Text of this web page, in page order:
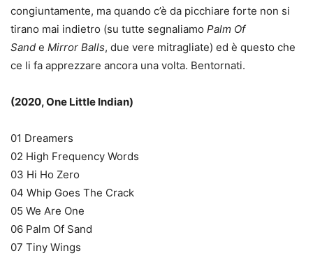
congiuntamente, ma quando c’è da picchiare forte non si
tirano mai indietro (su tutte segnaliamo Palm Of
Sand e Mirror Balls, due vere mitragliate) ed è questo che
ce li fa apprezzare ancora una volta. Bentornati.
(2020, One Little Indian)
01 Dreamers
02 High Frequency Words
03 Hi Ho Zero
04 Whip Goes The Crack
05 We Are One
06 Palm Of Sand
07 Tiny Wings